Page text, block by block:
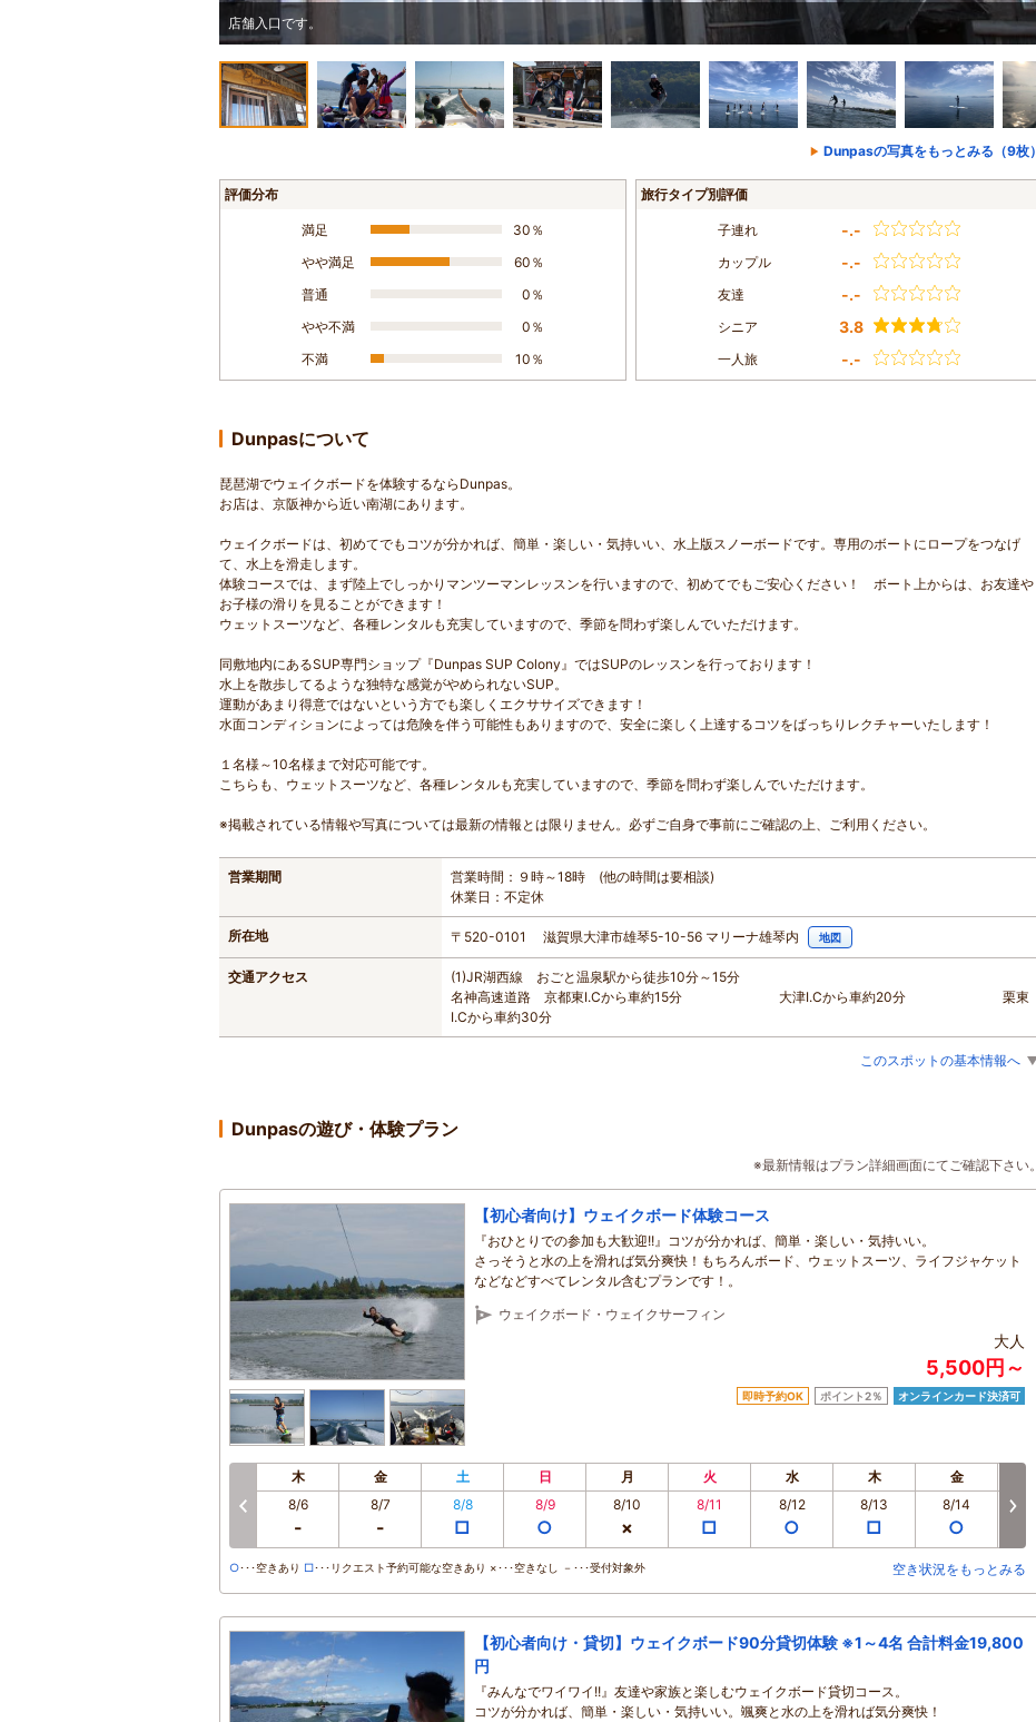
店舗入口です。
Dunpasの写真をもっとみる（9枚）
評価分布
満足
30％
やや満足
60％
普通
0％
やや不満
0％
不満
10％
旅行タイプ別評価
子連れ -.-
カップル -.-
友達 -.-
シニア 3.8
一人旅 -.-
Dunpasについて
琵琶湖でウェイクボードを体験するならDunpas。
お店は、京阪神から近い南湖にあります。
ウェイクボードは、初めてでもコツが分かれば、簡単・楽しい・気持いい、水上版スノーボードです。専用のボートにロープをつなげ
て、水上を滑走します。
体験コースでは、まず陸上でしっかりマンツーマンレッスンを行いますので、初めてでもご安心ください！ ボート上からは、お友達や
お子様の滑りを見ることができます！
ウェットスーツなど、各種レンタルも充実していますので、季節を問わず楽しんでいただけます。
同敷地内にあるSUP専門ショップ『Dunpas SUP Colony』ではSUPのレッスンを行っております！
水上を散歩してるような独特な感覚がやめられないSUP。
運動があまり得意ではないという方でも楽しくエクササイズできます！
水面コンディションによっては危険を伴う可能性もありますので、安全に楽しく上達するコツをばっちりレクチャーいたします！
１名様～10名様まで対応可能です。
こちらも、ウェットスーツなど、各種レンタルも充実していますので、季節を問わず楽しんでいただけます。
※掲載されている情報や写真については最新の情報とは限りません。必ずご自身で事前にご確認の上、ご利用ください。
営業期間
営業時間：９時～18時 (他の時間は要相談)
休業日：不定休
所在地 〒520-0101 滋賀県大津市雄琴5-10-56 マリーナ雄琴内 地図
交通アクセス
(1)JR湖西線 おごと温泉駅から徒歩10分～15分
名神高速道路 京都東I.Cから車約15分 大津I.Cから車約20分 栗東
I.Cから車約30分
このスポットの基本情報へ
Dunpasの遊び・体験プラン
※最新情報はプラン詳細画面にてご確認下さい。
【初心者向け】ウェイクボード体験コース
『おひとりでの参加も大歓迎!!』コツが分かれば、簡単・楽しい・気持いい。
さっそうと水の上を滑れば気分爽快！もちろんボード、ウェットスーツ、ライフジャケット
などなどすべてレンタル含むプランです！。
ウェイクボード・ウェイクサーフィン
大人
5,500円～
即時予約OK ポイント2％ オンラインカード決済可
木 金 土 日 月 火 水 木 金
8/6
-
8/7
-
8/8
□
8/9
○
8/10
×
8/11
□
8/12
○
8/13
□
8/14
○
○･･･空きあり □･･･リクエスト予約可能な空きあり ×･･･空きなし －･･･受付対象外 空き状況をもっとみる
【初心者向け・貸切】ウェイクボード90分貸切体験 ※1～4名 合計料金19,800
円
『みんなでワイワイ!!』友達や家族と楽しむウェイクボード貸切コース。
コツが分かれば、簡単・楽しい・気持いい。颯爽と水の上を滑れば気分爽快！